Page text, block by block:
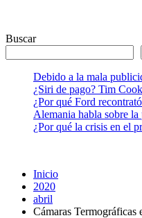
Buscar
Debido a la mala
¿Siri de pago? Tim
¿Por qué Ford
Alemania habla sobre
¿Por qué la crisis en el
Inicio
2020
abril
Cámaras